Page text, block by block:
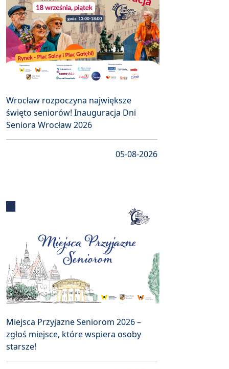
Wrocław rozpoczyna największe
święto seniorów! Inauguracja Dni
Seniora Wrocław 2026
05-08-2026
Miejsca Przyjazne Seniorom 2026 –
zgłoś miejsce, które wspiera osoby
starsze!